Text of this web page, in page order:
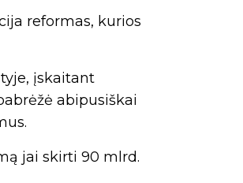
reformas, kurios
įskaitant
abipusiškai
jai skirti 90 mlrd.